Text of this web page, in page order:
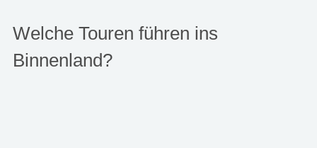
Welche Touren führen ins
Binnenland?